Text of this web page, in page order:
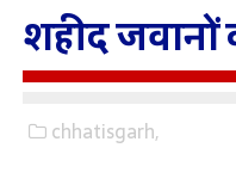
शहीद
chhatisgarh,